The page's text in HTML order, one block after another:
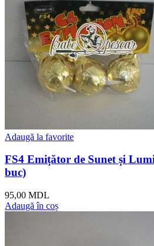
Adaugă la favorite
FS4 Emițător de Sunet și
buc)
95,00 MDL
Adaugă în coș